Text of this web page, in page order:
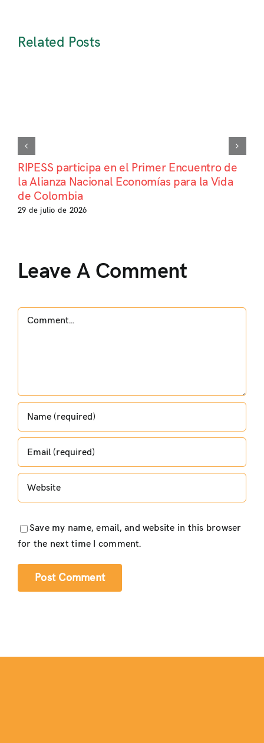
Related Posts
RIPESS participa en el Primer Encuentro de
la Alianza Nacional Economías para la Vida
de Colombia
29 de julio de 2026
Leave A Comment
Comment
Save my name, email, and website in this browser
for the next time I comment.